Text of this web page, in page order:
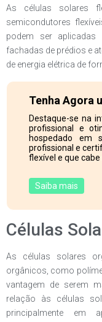
As células solares
semicondutores
podem ser aplicadas
fachadas de prédios e
de energia elétrica de
Tenha Agora
Destaque-se na
profissional e
hospedado em
profissional e
flexível e que cabe
Saiba mais
Células
As células solares
orgânicos, como
vantagem de serem
relação às células
principalmente em